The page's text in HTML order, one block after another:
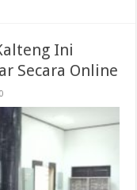
Ini
Secara Online
0